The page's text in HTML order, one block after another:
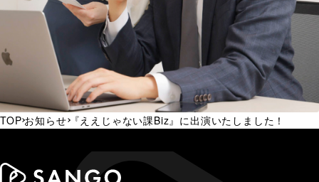
TOP お知らせ 『ええじゃない課Biz』に出演いたしました！